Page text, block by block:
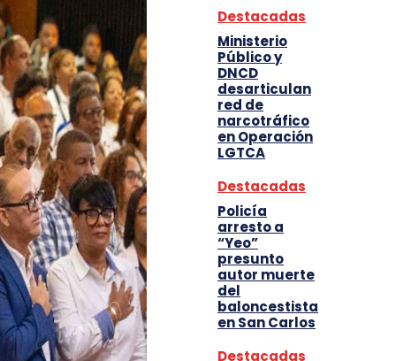
Destacadas
Ministerio
Público y
DNCD
desarticulan
red de
narcotráfico
en Operación
LGTCA
Destacadas
Policía
arresto a
“Yeo”
presunto
autor muerte
del
baloncestista
en San Carlos
Destacadas